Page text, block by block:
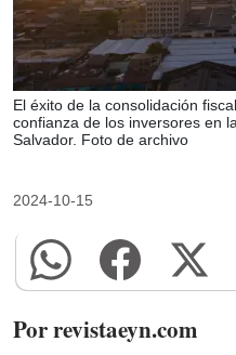
El éxito de la consolidación
confianza de los inversores en
Salvador. Foto de archivo
2024-10-15
Por revistaeyn.com